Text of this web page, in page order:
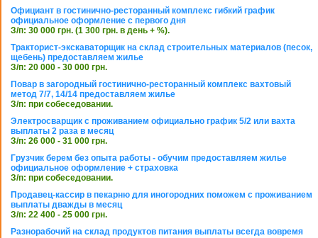
Официант в гостинично-ресторанный комплекс гибкий график
официальное оформление с первого дня
З/п: 30 000 грн. (1 300 грн. в день + %).
Тракторист-экскаваторщик на склад строительных материалов (песок,
щебень) предоставляем жилье
З/п: 20 000 - 30 000 грн.
Повар в загородный гостинично-ресторанный комплекс вахтовый
метод 7/7, 14/14 предоставляем жилье
З/п: при собеседовании.
Электросварщик с проживанием официально график 5/2 или вахта
выплаты 2 раза в месяц
З/п: 26 000 - 31 000 грн.
Грузчик берем без опыта работы - обучим предоставляем жилье
официальное оформление + страховка
З/п: при собеседовании.
Продавец-кассир в пекарню для иногородних поможем с проживанием
выплаты дважды в месяц
З/п: 22 400 - 25 000 грн.
Разнорабочий на склад продуктов питания выплаты всегда вовремя